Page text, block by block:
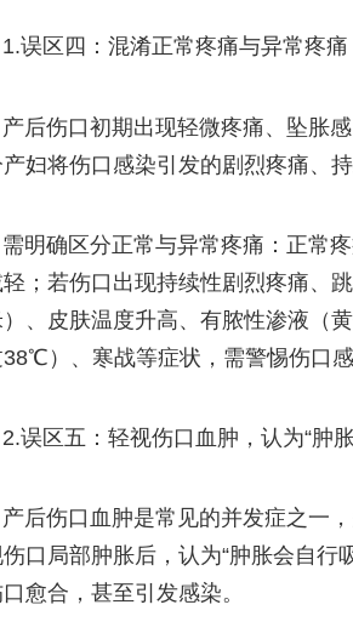
1.误区四：混淆正常疼痛与异常疼
产后伤口初期出现轻微疼痛、坠胀
妇将伤口感染引发的剧烈疼痛、
需明确区分正常与异常疼痛：正常
；若伤口出现持续性剧烈疼痛、
）、皮肤温度升高、有脓性渗液（
）、寒战等症状，需警惕伤口感
2.误区五：轻视伤口血肿，认为“肿
产后伤口血肿是常见的并发症之一
口局部肿胀后，认为“肿胀会自行
愈合，甚至引发感染。